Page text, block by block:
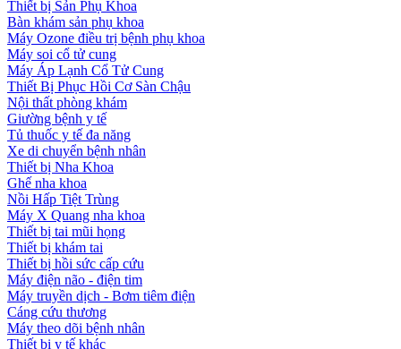
Thiết bị Sản Phụ Khoa
Bàn khám sản phụ khoa
Máy Ozone điều trị bệnh phụ khoa
Máy soi cổ tử cung
Máy Áp Lạnh Cổ Tử Cung
Thiết Bị Phục Hồi Cơ Sàn Chậu
Nội thất phòng khám
Giường bệnh y tế
Tủ thuốc y tế đa năng
Xe di chuyển bệnh nhân
Thiết bị Nha Khoa
Ghế nha khoa
Nồi Hấp Tiệt Trùng
Máy X Quang nha khoa
Thiết bị tai mũi họng
Thiết bị khám tai
Thiết bị hồi sức cấp cứu
Máy điện não - điện tim
Máy truyền dịch - Bơm tiêm điện
Cáng cứu thương
Máy theo dõi bệnh nhân
Thiết bị y tế khác